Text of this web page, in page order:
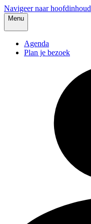
Navigeer naar hoofdinhoud
Menu
Agenda
Plan je bezoek